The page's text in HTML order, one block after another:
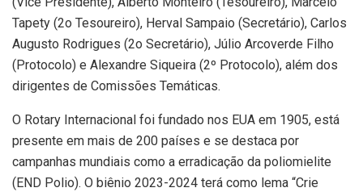
Tapety (2o Tesoureiro), Herval Sampaio (Secretário), Carlos
Augusto Rodrigues (2o Secretário), Júlio Arcoverde Filho
(Protocolo) e Alexandre Siqueira (2º Protocolo), além dos
dirigentes de Comissões Temáticas.
O Rotary Internacional foi fundado nos EUA em 1905, está
presente em mais de 200 países e se destaca por
campanhas mundiais como a erradicação da poliomielite
(END Polio). O biênio 2023-2024 terá como lema “Crie